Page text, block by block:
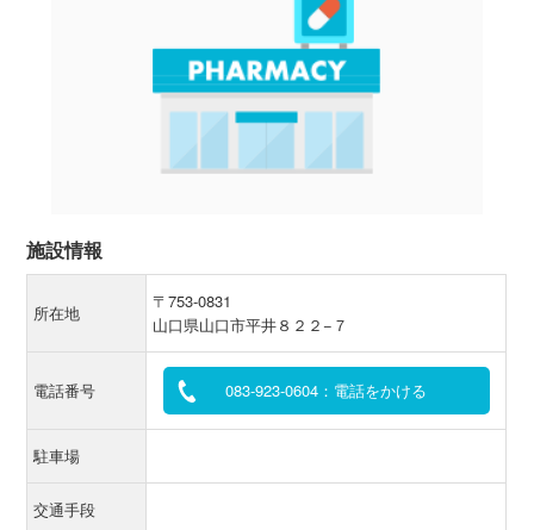
施設情報
所在地
〒753-0831
山口県山口市平井８２２−７
電話番号 083-923-0604：電話をかける
駐車場
交通手段